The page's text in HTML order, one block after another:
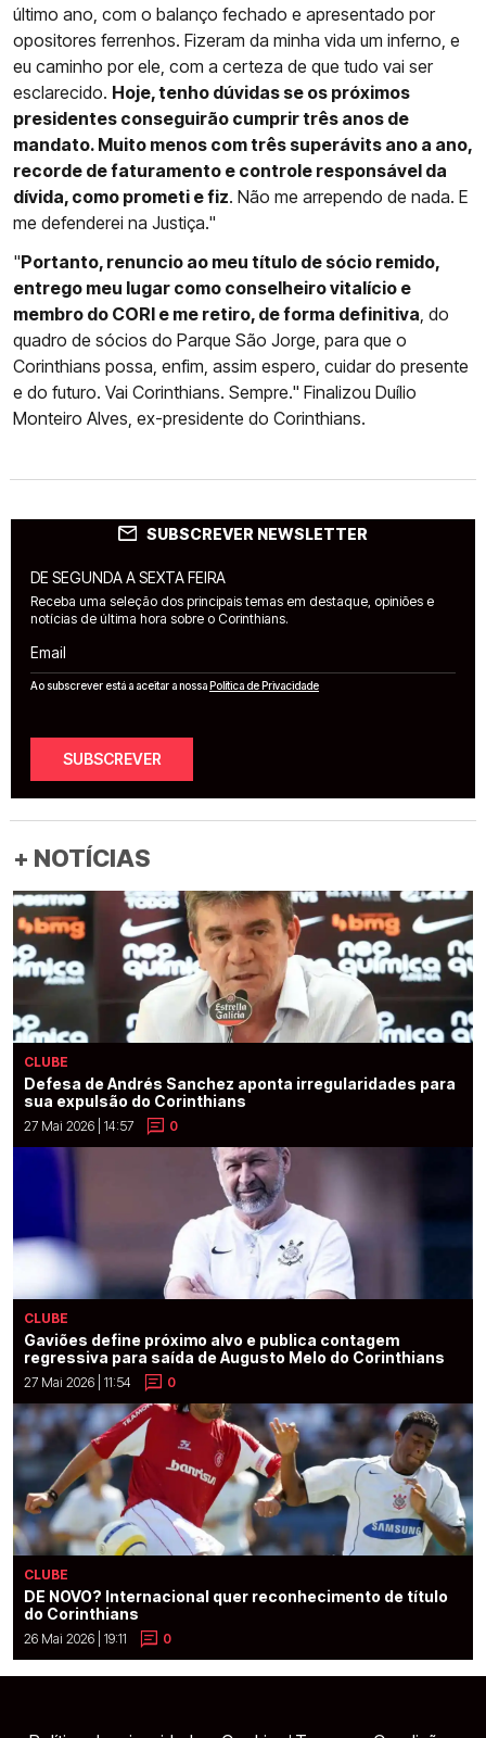
último ano, com o balanço fechado e apresentado por
opositores ferrenhos. Fizeram da minha vida um inferno, e
eu caminho por ele, com a certeza de que tudo vai ser
esclarecido. Hoje, tenho dúvidas se os próximos
presidentes conseguirão cumprir três anos de
mandato. Muito menos com três superávits ano a ano,
recorde de faturamento e controle responsável da
dívida, como prometi e fiz. Não me arrependo de nada. E
me defenderei na Justiça."
"Portanto, renuncio ao meu título de sócio remido,
entrego meu lugar como conselheiro vitalício e
membro do CORI e me retiro, de forma definitiva , do
quadro de sócios do Parque São Jorge, para que o
Corinthians possa, enfim, assim espero, cuidar do presente
e do futuro. Vai Corinthians. Sempre." Finalizou Duílio
Monteiro Alves, ex-presidente do Corinthians.
SUBSCREVER NEWSLETTER
DE SEGUNDA A SEXTA FEIRA
Receba uma seleção dos principais temas em destaque, opiniões e
notícias de última hora sobre o Corinthians.
Email
Ao subscrever está a aceitar a nossaPolítica de Privacidade
SUBSCREVER
+ NOTÍCIAS
CLUBE
Defesa de Andrés Sanchez aponta irregularidades para
sua expulsão do Corinthians
27 Mai 2026 | 14:57 0
CLUBE
Gaviões define próximo alvo e publica contagem
regressiva para saída de Augusto Melo do Corinthians
27 Mai 2026 | 11:54 0
CLUBE
DE NOVO? Internacional quer reconhecimento de título
do Corinthians
26 Mai 2026 | 19:11 0